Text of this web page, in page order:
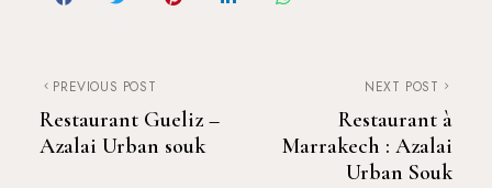
PREVIOUS POST
Restaurant Gueliz –
Azalai Urban souk
NEXT POST
Restaurant à
Marrakech : Azalai
Urban Souk